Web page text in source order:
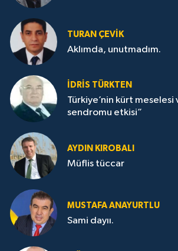
TURAN ÇEVİK
Aklımda, unutmadım.
İDRİS TÜRKTEN
Türkiye’nin kürt meselesi
sendromu etkisi”
AYDIN KIROBALI
Müflis tüccar
MUSTAFA ANAYURTLU
Sami dayıı.